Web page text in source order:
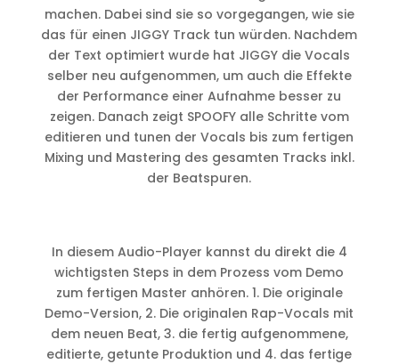
machen. Dabei sind sie so vorgegangen, wie sie
das für einen JIGGY Track tun würden. Nachdem
der Text optimiert wurde hat JIGGY die Vocals
selber neu aufgenommen, um auch die Effekte
der Performance einer Aufnahme besser zu
zeigen. Danach zeigt SPOOFY alle Schritte vom
editieren und tunen der Vocals bis zum fertigen
Mixing und Mastering des gesamten Tracks inkl.
der Beatspuren.
In diesem Audio-Player kannst du direkt die 4
wichtigsten Steps in dem Prozess vom Demo
zum fertigen Master anhören. 1. Die originale
Demo-Version, 2. Die originalen Rap-Vocals mit
dem neuen Beat, 3. die fertig aufgenommene,
editierte, getunte Produktion und 4. das fertige